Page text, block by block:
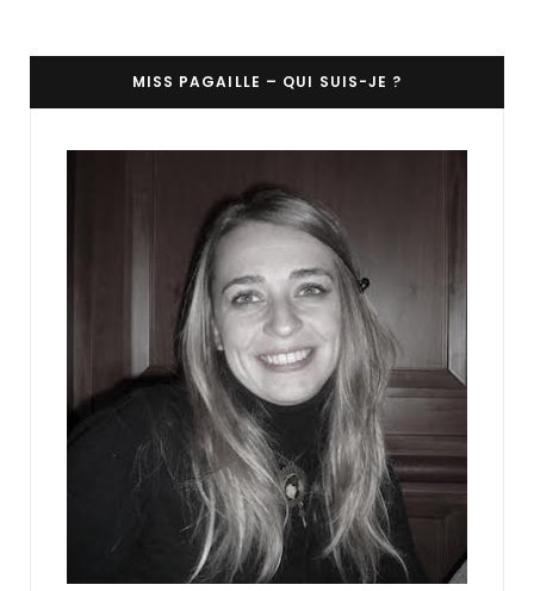
MISS PAGAILLE – QUI SUIS-JE ?